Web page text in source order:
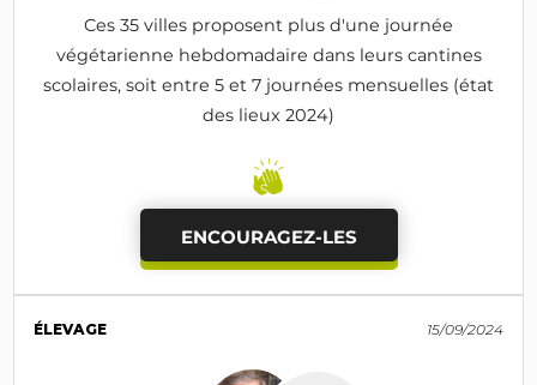
Ces 35 villes proposent plus d'une journée
végétarienne hebdomadaire dans leurs cantines
scolaires, soit entre 5 et 7 journées mensuelles (état
des lieux 2024)
ENCOURAGEZ-LES
ÉLEVAGE 15/09/2024